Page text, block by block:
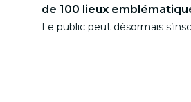
de 100 lieux
Le public peut désormais